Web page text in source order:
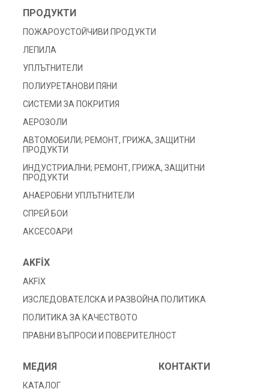
ПРОДУКТИ
ПОЖАРОУСТОЙЧИВИ ПРОДУКТИ
ЛЕПИЛА
УПЛЪТНИТЕЛИ
ПОЛИУРЕТАНОВИ ПЯНИ
СИСТЕМИ ЗА ПОКРИТИЯ
АЕРОЗОЛИ
АВТОМОБИЛИ; РЕМОНТ, ГРИЖА, ЗАЩИТНИ
ПРОДУКТИ
ИНДУСТРИАЛНИ; РЕМОНТ, ГРИЖА, ЗАЩИТНИ
ПРОДУКТИ
АНАЕРОБНИ УПЛЪТНИТЕЛИ
СПРЕЙ БОИ
АКСЕСОАРИ
AKFİX
AKFİX
ИЗСЛЕДОВАТЕЛСКА И РАЗВОЙНА ПОЛИТИКА
ПОЛИТИКА ЗА КАЧЕСТВОТО
ПРАВНИ ВЪПРОСИ И ПОВЕРИТЕЛНОСТ
МЕДИЯ
КАТАЛОГ
КОНТАКТИ